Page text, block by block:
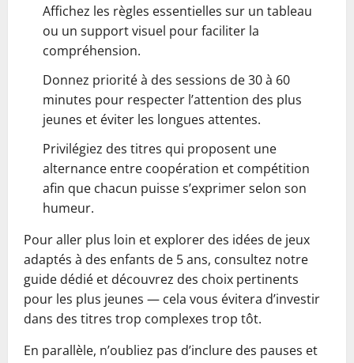
Affichez les règles essentielles sur un tableau
ou un support visuel pour faciliter la
compréhension.
Donnez priorité à des sessions de 30 à 60
minutes pour respecter l’attention des plus
jeunes et éviter les longues attentes.
Privilégiez des titres qui proposent une
alternance entre coopération et compétition
afin que chacun puisse s’exprimer selon son
humeur.
Pour aller plus loin et explorer des idées de jeux
adaptés à des enfants de 5 ans, consultez notre
guide dédié et découvrez des choix pertinents
pour les plus jeunes — cela vous évitera d’investir
dans des titres trop complexes trop tôt.
En parallèle, n’oubliez pas d’inclure des pauses et